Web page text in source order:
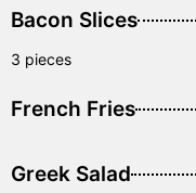
Bacon Slices
3 pieces
French Fries
Greek Salad